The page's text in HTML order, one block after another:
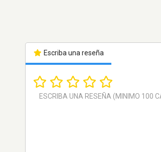
Escriba una reseña